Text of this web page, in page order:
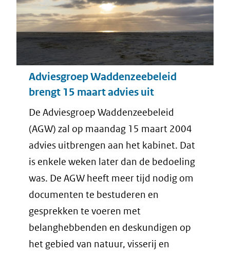
Adviesgroep Waddenzeebeleid
brengt 15 maart advies uit
De Adviesgroep Waddenzeebeleid
(AGW) zal op maandag 15 maart 2004
advies uitbrengen aan het kabinet. Dat
is enkele weken later dan de bedoeling
was. De AGW heeft meer tijd nodig om
documenten te bestuderen en
gesprekken te voeren met
belanghebbenden en deskundigen op
het gebied van natuur, visserij en